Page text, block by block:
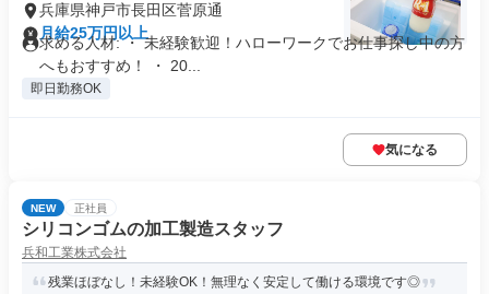
兵庫県神戸市長田区菅原通
月給25万円以上
求める人材: ・ 未経験歓迎！ハローワークでお仕事探し中の方
へもおすすめ！ ・ 20...
即日勤務OK
気になる
NEW 正社員
シリコンゴムの加工製造スタッフ
兵和工業株式会社
残業ほぼなし！未経験OK！無理なく安定して働ける環境です◎